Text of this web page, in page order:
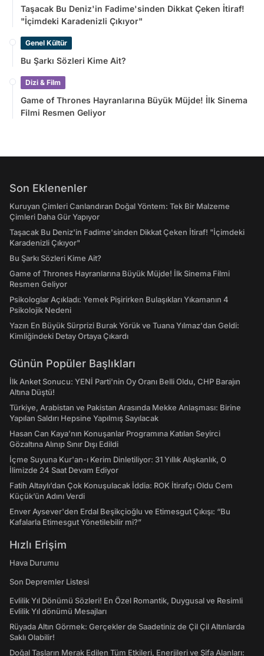
Taşacak Bu Deniz'in Fadime'sinden Dikkat Çeken İtiraf!
"İçimdeki Karadenizli Çıkıyor"
Genel Kültür
Bu Şarkı Sözleri Kime Ait?
Dizi & Film
Game of Thrones Hayranlarına Büyük Müjde! İlk Sinema
Filmi Resmen Geliyor
Son Eklenenler
Kuruyan Çimleri Canlandıran Doğal Yöntem: Tek Bir Malzeme
Çimleri Daha Gür Yapıyor
Taşacak Bu Deniz'in Fadime'sinden Dikkat Çeken İtiraf! "İçimdeki
Karadenizli Çıkıyor"
Bu Şarkı Sözleri Kime Ait?
Game of Thrones Hayranlarına Büyük Müjde! İlk Sinema Filmi
Resmen Geliyor
Psikologlar Açıkladı: Yemek Pişirirken Bulaşıkları Yıkamanın 4
Psikolojik Nedeni
Yazın En Büyük Sürprizi Burak Yörük ve Tuana Yılmaz'dan Geldi:
Kimliğindeki Detay Ortaya Çıkardı
Günün Popüler Başlıkları
İlk Anket Sonucu: YENİ Parti'nin Oy Oranı Belli Oldu, CHP Barajın
Altına Düştü!
Türkiye, Arabistan ve Pakistan Arasında Mekke Anlaşması: Birine
Yapılan Saldırı Hepsine Yapılmış Sayılacak
Hasan Can Kaya’nın Konuşanlar Programına Katılan Seyirci
Gözaltına Alınıp Sınır Dışı Edildi
İçme Suyuna Kur'an-ı Kerim Dinletiliyor: 31 Yıllık Alışkanlık, O
İlimizde 24 Saat Devam Ediyor
Fatih Altaylı’dan Çok Konuşulacak İddia: ROK İtirafçı Oldu Cem
Küçük’ün Adını Verdi
Enver Aysever'den Erdal Beşikçioğlu ve Etimesgut Çıkışı: “Bu
Kafalarla Etimesgut Yönetilebilir mi?”
Hızlı Erişim
Hava Durumu
Son Depremler Listesi
Evlilik Yıl Dönümü Sözleri! En Özel Romantik, Duygusal ve Resimli
Evlilik Yıl dönümü Mesajları
Rüyada Altın Görmek: Gerçekler de Saadetiniz de Çil Çil Altınlarda
Saklı Olabilir!
Doğal Taşların Merak Edilen Tüm Etkileri, Enerjileri ve Şifa Alanları: